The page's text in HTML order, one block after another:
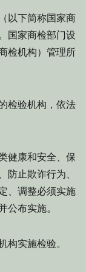
以下简称国家商
国家商检部门设
检机构）管理所
检验机构，依法
健康和安全、保
防止欺诈行为、
、调整必须实施
公布实施。
实施检验。